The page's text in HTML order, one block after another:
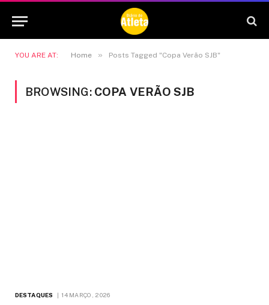
YOU ARE AT: Home » Posts Tagged "Copa Verão SJB"
BROWSING: COPA VERÃO SJB
DESTAQUES 14 MARÇO, 2026